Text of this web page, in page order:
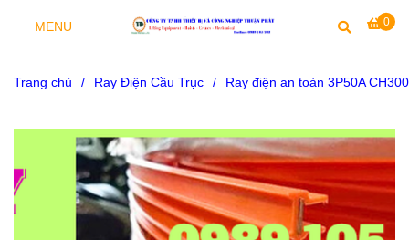
0
MENU
Trang chủ / Ray Điện Cầu Trục / ​​​​​​​Ray điện an toàn 3P50A